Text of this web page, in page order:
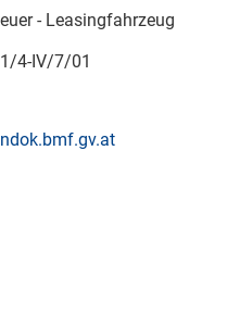
- Leasingfahrzeug
4-IV/7/01